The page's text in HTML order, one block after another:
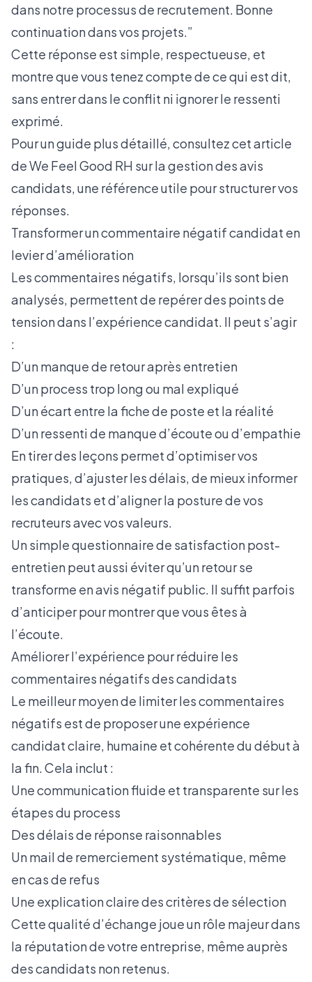
dans notre processus de recrutement. Bonne
continuation dans vos projets.”
Cette réponse est simple, respectueuse, et
montre que vous tenez compte de ce qui est dit,
sans entrer dans le conflit ni ignorer le ressenti
exprimé.
Pour un guide plus détaillé, consultezcet article
de We Feel Good RH sur la gestion des avis
candidats, une référence utile pour structurer vos
réponses.
Transformer un commentaire négatif candidat en
levier d’amélioration
Les commentaires négatifs, lorsqu’ils sont bien
analysés, permettent de repérer des points de
tension dans l’expérience candidat. Il peut s’agir
:
D’un manque de retour après entretien
D’un process trop long ou mal expliqué
D’un écart entre la fiche de poste et la réalité
D’un ressenti de manque d’écoute ou d’empathie
En tirer des leçons permet d’optimiser vos
pratiques, d’ajuster les délais, de mieux informer
les candidats et d’aligner la posture de vos
recruteurs avec vos valeurs.
Un simple questionnaire de satisfaction post-
entretien peut aussi éviter qu’un retour se
transforme en avis négatif public. Il suffit parfois
d’anticiper pour montrer que vous êtes à
l’écoute.
Améliorer l’expérience pour réduire les
commentaires négatifs des candidats
Le meilleur moyen de limiter les commentaires
négatifs est de proposer une expérience
candidat claire, humaine et cohérente du début à
la fin. Cela inclut :
Une communication fluide et transparente sur les
étapes du process
Des délais de réponse raisonnables
Un mail de remerciement systématique, même
en cas de refus
Une explication claire des critères de sélection
Cette qualité d’échange joue un rôle majeur dans
la réputation de votre entreprise, même auprès
des candidats non retenus.